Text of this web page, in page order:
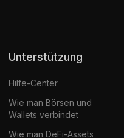
Unterstützung
Hilfe-Center
Wie man Börsen und
Wallets verbindet
Wie man DeFi-Assets